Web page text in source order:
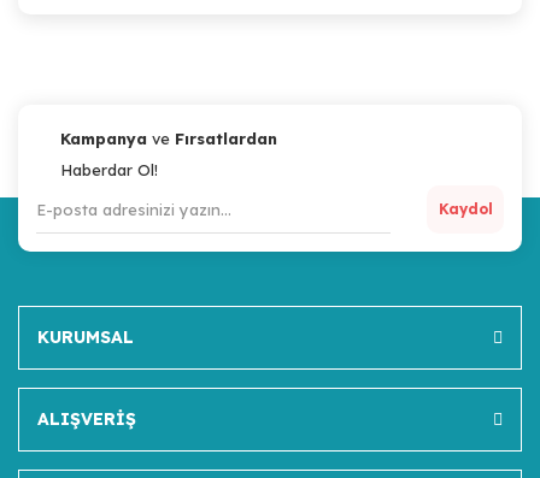
Kampanya ve Fırsatlardan
Haberdar Ol!
Kaydol
KURUMSAL
ALIŞVERİŞ